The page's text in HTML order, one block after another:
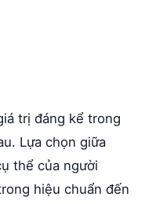
trị đáng kể trong
Lựa chọn giữa
thể của người
hiệu chuẩn đến